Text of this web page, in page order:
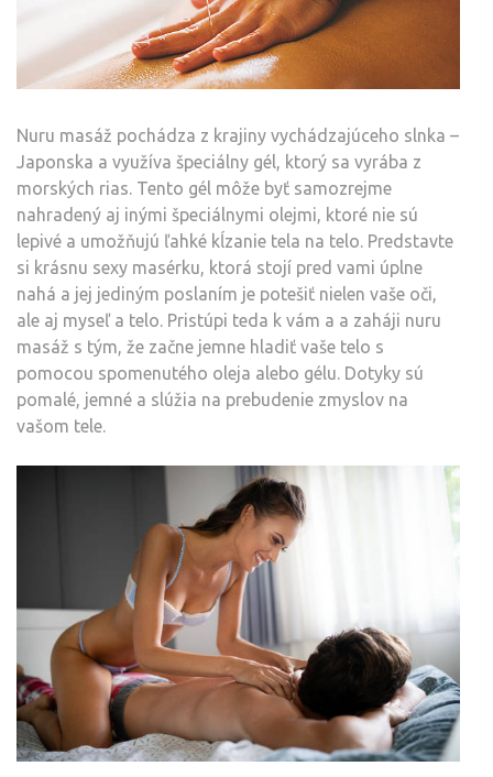
Nuru masáž pochádza z krajiny vychádzajúceho slnka –
Japonska a využíva špeciálny gél, ktorý sa vyrába z
morských rias. Tento gél môže byť samozrejme
nahradený aj inými špeciálnymi olejmi, ktoré nie sú
lepivé a umožňujú ľahké kĺzanie tela na telo. Predstavte
si krásnu sexy masérku, ktorá stojí pred vami úplne
nahá a jej jediným poslaním je potešiť nielen vaše oči,
ale aj myseľ a telo. Pristúpi teda k vám a a zaháji nuru
masáž s tým, že začne jemne hladiť vaše telo s
pomocou spomenutého oleja alebo gélu. Dotyky sú
pomalé, jemné a slúžia na prebudenie zmyslov na
vašom tele.